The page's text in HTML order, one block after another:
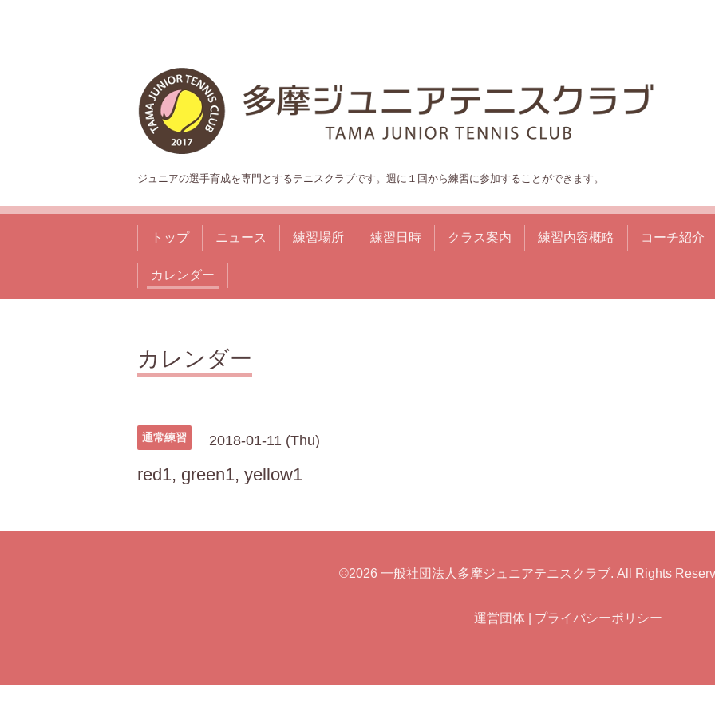
ジュニアの選手育成を専門とするテニスクラブです。週に１回から練習に参加することができます。
トップ ニュース 練習場所 練習日時 クラス案内 練習内容概略 コーチ紹介
カレンダー
カレンダー
通常練習 2018-01-11 (Thu)
red1, green1, yellow1
©2026 一般社団法人多摩ジュニアテニスクラブ. All Rights
運営団体 プライバシーポリシー